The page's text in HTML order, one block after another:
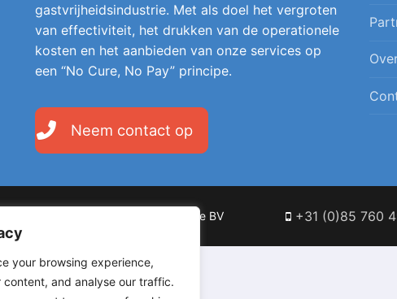
your browsing experience,
content, and analyse our traffic.
gastvrijheidsindustrie. Met als doel het vergroten
van effectiviteit, het drukken van de operationele
kosten en het aanbieden van onze services op
een “No Cure, No Pay” principe.
Neem contact op
PMS – Powered by Hotels Online BV +31 (0)85 760